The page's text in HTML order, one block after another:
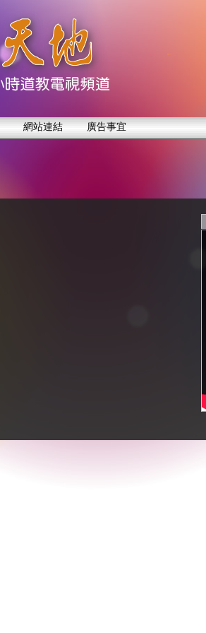
網站連結 廣告事宜